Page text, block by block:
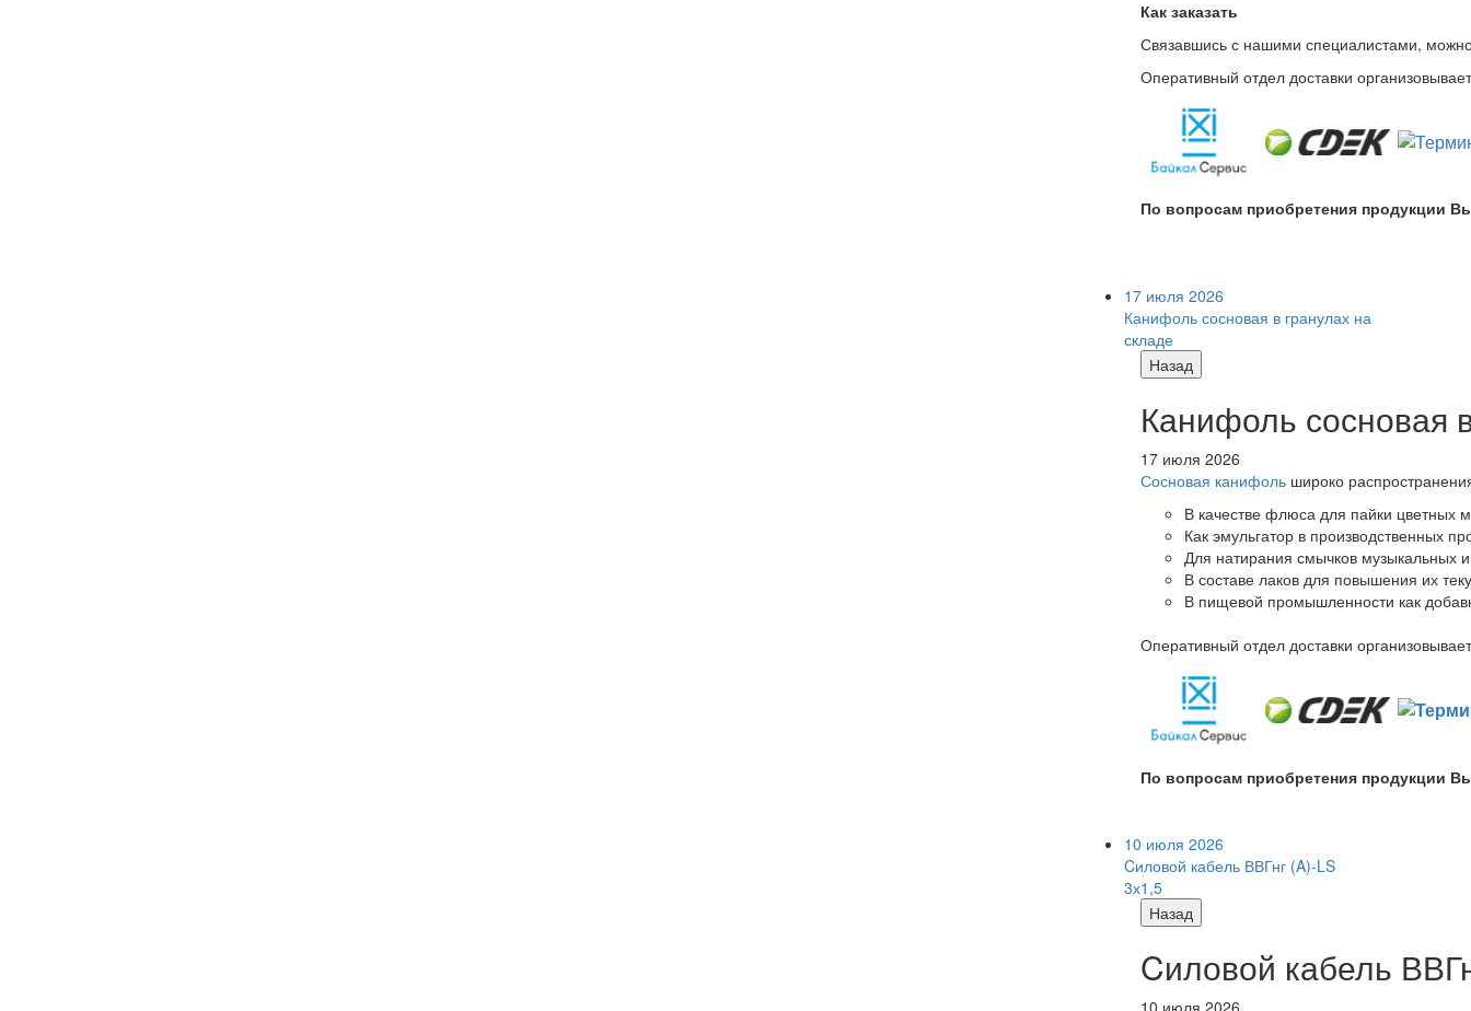
Как заказать
Связавшись с нашими специалистами,
Оперативный отдел доставки
По вопросам приобретения продукции
17 июля 2026
Канифоль сосновая в гранулах на
складе
Назад
Канифоль сосновая
17 июля 2026
Сосновая канифоль широко
В качестве флюса для пайки цветных
Как эмульгатор в производственных
Для натирания смычков музыкальных
В составе лаков для повышения их
В пищевой промышленности как
Оперативный отдел доставки
По вопросам приобретения продукции
10 июля 2026
Cиловой кабель ВВГнг (A)-LS
3х1,5
Назад
Cиловой кабель